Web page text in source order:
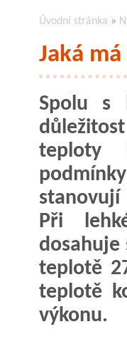
Úvodní stránka »
Jaká
Spolu s
teploty
stanovují
Při
dosahuje
teplotě
teplotě
výkonu.